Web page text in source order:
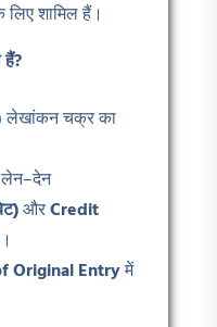
शामिल हैं।
हैं?
लेखांकन चक्र का
औरCredit
Original Entryमें